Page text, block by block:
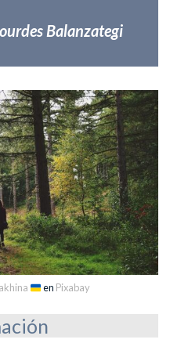
Balanzategi
en Pixabay